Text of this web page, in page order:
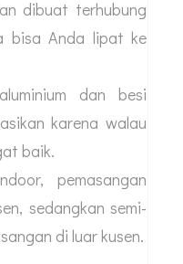
dibuat terhubung
bisa Anda lipat ke
dan besi
karena walau
baik.
pemasangan
sedangkan semi-
di luar kusen.